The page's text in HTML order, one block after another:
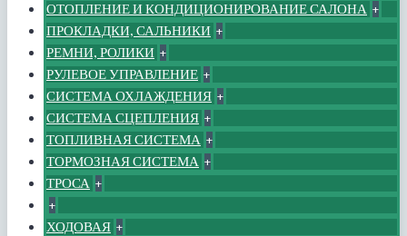
ОТОПЛЕНИЕ И КОНДИЦИОНИРОВАНИЕ САЛОНА +
ПРОКЛАДКИ, САЛЬНИКИ +
РЕМНИ, РОЛИКИ +
РУЛЕВОЕ УПРАВЛЕНИЕ +
СИСТЕМА ОХЛАЖДЕНИЯ +
СИСТЕМА СЦЕПЛЕНИЯ +
ТОПЛИВНАЯ СИСТЕМА +
ТОРМОЗНАЯ СИСТЕМА +
ТРОСА +
+
ХОДОВАЯ +